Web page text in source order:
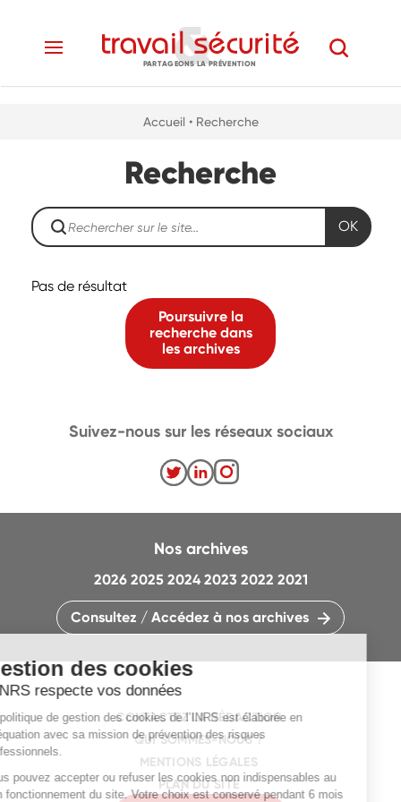
PARTAGEONS LA PRÉVENTION
Accueil • Recherche
Recherche
OK
Pas de résultat
Poursuivre la
recherche dans
les archives
CONTACTEZ LA RÉDACTION
QUI SOMMES-NOUS ?
MENTIONS LÉGALES
PLAN DU SITE
Nos archives
2026 2025 2024 2023 2022 2021
Consultez / Accédez à nos archives
Suivez-nous sur les réseaux sociaux